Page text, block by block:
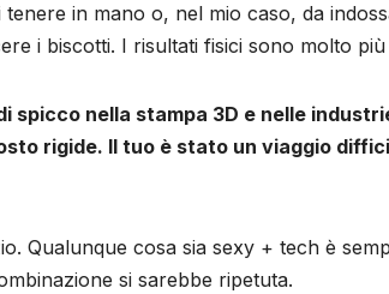
in mano o, nel mio caso, da
i biscotti. I risultati fisici sono molto più
spicco nella stampa 3D e nelle
rigide. Il tuo è stato un viaggio
Qualunque cosa sia sexy + tech è
si sarebbe ripetuta.